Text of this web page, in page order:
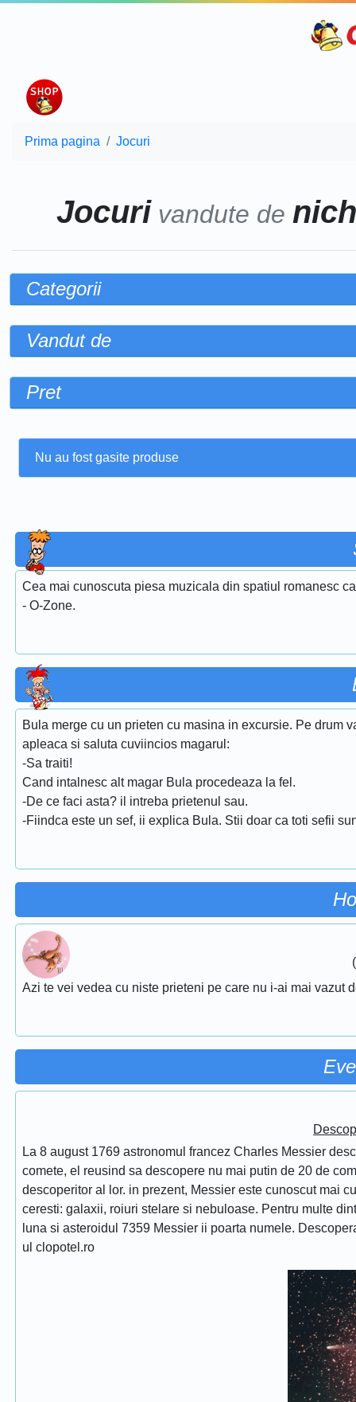
Prima pagina Jocuri
Jocurivandute de
Categorii
Vandut de
Pret
Nu au fost gasite produse
Cea mai cunoscuta piesa muzicala din spatiul romanesc
- O-Zone.
Bula merge cu un prieten cu masina in excursie. Pe drum
apleaca si saluta cuviincios magarul:
-Sa traiti!
Cand intalnesc alt magar Bula procedeaza la fel.
-De ce faci asta? il intreba prietenul sau.
-Fiindca este un sef, ii explica Bula. Stii doar ca toti sefii
Azi te vei vedea cu niste prieteni pe care nu i-ai mai vazut
La 8 august 1769 astronomul francez Charles Messier
comete, el reusind sa descopere nu mai putin de 20 de
descoperitor al lor. in prezent, Messier este cunoscut mai
ceresti: galaxii, roiuri stelare si nebuloase. Pentru multe
luna si asteroidul 7359 Messier ii poarta numele.
ul clopotel.ro